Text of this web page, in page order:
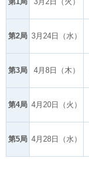
第2局 3月24日（水）
第3局 4月8日（木）
第4局 4月20日（火）
第5局 4月28日（水）